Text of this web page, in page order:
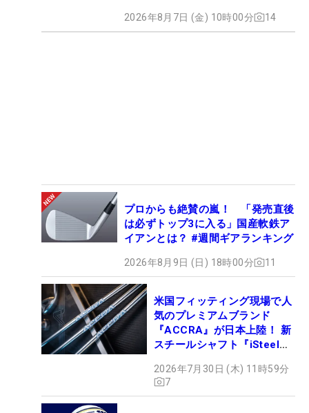
2026年8月7日 (金) 10時00分 14
プロからも絶賛の嵐！ 「発売直後
は必ずトップ3に入る」国産軟鉄ア
イアンとは？ #週間ギアランキング
2026年8月9日 (日) 18時00分 11
米国フィッティング現場で人
気のプレミアムブランド
『ACCRA』が日本上陸！ 新
スチールシャフト『iSteel
2026年7月30日 (木) 11時59分
7